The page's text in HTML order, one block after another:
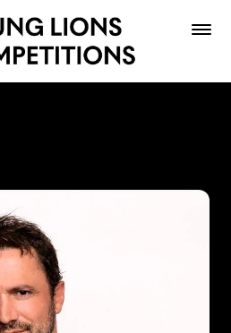
Inscribir
Boletería